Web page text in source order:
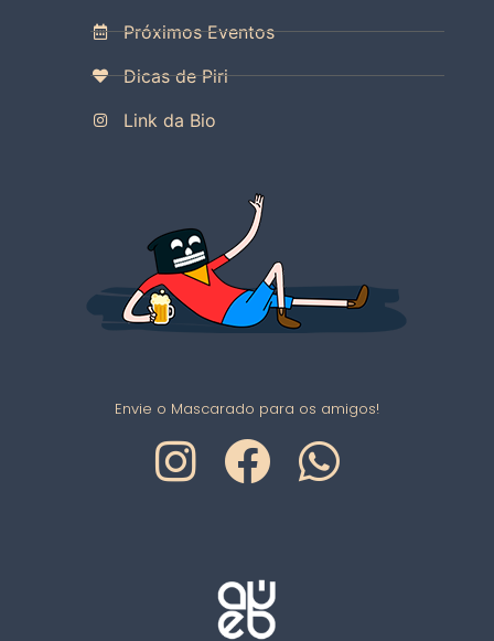
Próximos Eventos
Dicas de Piri
Link da Bio
Envie o Mascarado para os amigos!